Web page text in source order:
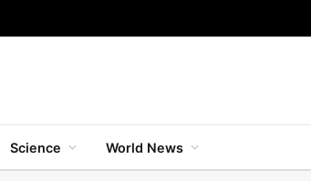
Science World News